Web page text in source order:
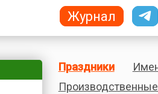
Праздники
Журнал